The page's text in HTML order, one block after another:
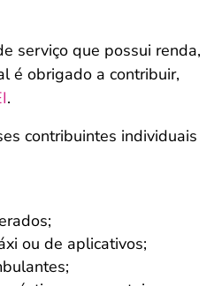
serviço que possui renda,
é obrigado a contribuir,
.
contribuintes individuais
ou de aplicativos;